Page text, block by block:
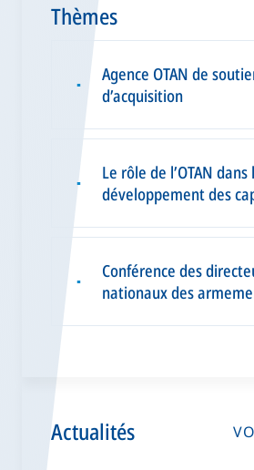
Thèmes
▪
Agence OTAN de
d’acquisition
▪
Le rôle de l’OTAN dans
développement des
▪
Conférence des
nationaux des
Actualités